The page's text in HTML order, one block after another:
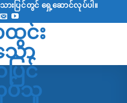
ားပြင်တွင် ရှေ့ဆောင်လုပ်ပါ။